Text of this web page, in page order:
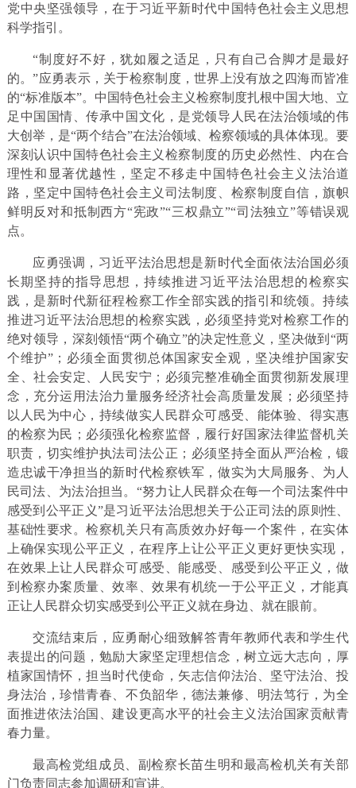
党中央坚强领导，在于习近平新时代中国特色社会主义思想
科学指引。
“制度好不好，犹如履之适足，只有自己合脚才是最好
的。”应勇表示，关于检察制度，世界上没有放之四海而皆准
的“标准版本”。中国特色社会主义检察制度扎根中国大地、立
足中国国情、传承中国文化，是党领导人民在法治领域的伟
大创举，是“两个结合”在法治领域、检察领域的具体体现。要
深刻认识中国特色社会主义检察制度的历史必然性、内在合
理性和显著优越性，坚定不移走中国特色社会主义法治道
路，坚定中国特色社会主义司法制度、检察制度自信，旗帜
鲜明反对和抵制西方“宪政”“三权鼎立”“司法独立”等错误观
点。
应勇强调，习近平法治思想是新时代全面依法治国必须
长期坚持的指导思想，持续推进习近平法治思想的检察实
践，是新时代新征程检察工作全部实践的指引和统领。持续
推进习近平法治思想的检察实践，必须坚持党对检察工作的
绝对领导，深刻领悟“两个确立”的决定性意义，坚决做到“两
个维护”；必须全面贯彻总体国家安全观，坚决维护国家安
全、社会安定、人民安宁；必须完整准确全面贯彻新发展理
念，充分运用法治力量服务经济社会高质量发展；必须坚持
以人民为中心，持续做实人民群众可感受、能体验、得实惠
的检察为民；必须强化检察监督，履行好国家法律监督机关
职责，切实维护执法司法公正；必须坚持全面从严治检，锻
造忠诚干净担当的新时代检察铁军，做实为大局服务、为人
民司法、为法治担当。“努力让人民群众在每一个司法案件中
感受到公平正义”是习近平法治思想关于公正司法的原则性、
基础性要求。检察机关只有高质效办好每一个案件，在实体
上确保实现公平正义，在程序上让公平正义更好更快实现，
在效果上让人民群众可感受、能感受、感受到公平正义，做
到检察办案质量、效率、效果有机统一于公平正义，才能真
正让人民群众切实感受到公平正义就在身边、就在眼前。
交流结束后，应勇耐心细致解答青年教师代表和学生代
表提出的问题，勉励大家坚定理想信念，树立远大志向，厚
植家国情怀，担当时代使命，矢志信仰法治、坚守法治、投
身法治，珍惜青春、不负韶华，德法兼修、明法笃行，为全
面推进依法治国、建设更高水平的社会主义法治国家贡献青
春力量。
最高检党组成员、副检察长苗生明和最高检机关有关部
门负责同志参加调研和宣讲。